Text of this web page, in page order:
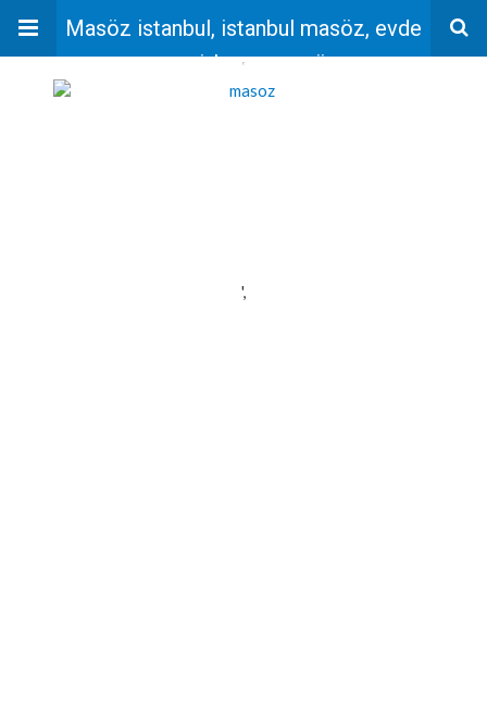
Masöz istanbul, istanbul masöz, evde
masaj, bayan masöz
'
',